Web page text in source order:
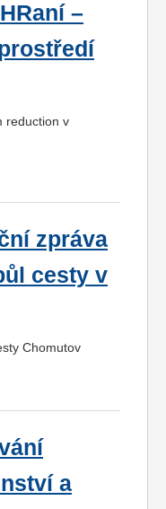
–
reduction v
zpráva
cesty v
Chomutov
a